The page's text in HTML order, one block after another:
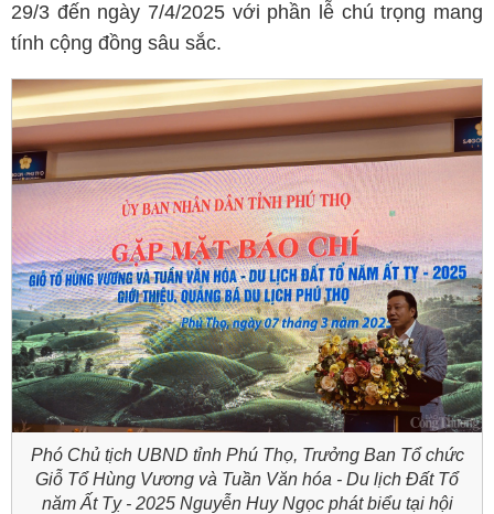
29/3 đến ngày 7/4/2025 với phần lễ chú trọng mang
tính cộng đồng sâu sắc.
Phó Chủ tịch UBND tỉnh Phú Thọ, Trưởng Ban Tổ chức
Giỗ Tổ Hùng Vương và Tuần Văn hóa - Du lịch Đất Tổ
năm Ất Tỵ - 2025 Nguyễn Huy Ngọc phát biểu tại hội